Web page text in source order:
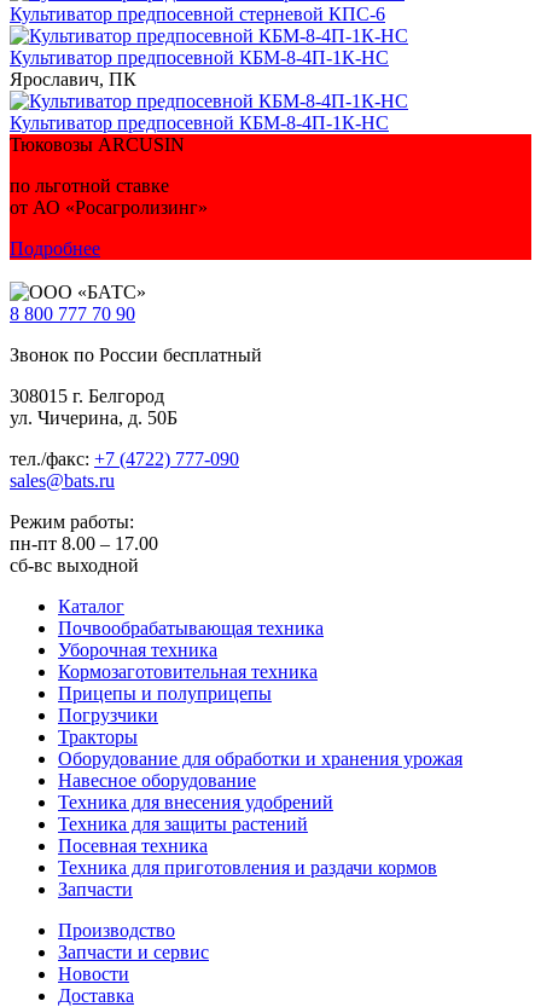
Культиватор предпосевной стерневой КПС-6
Культиватор предпосевной КБМ-8-4П-1К-НС
Ярославич, ПК
Культиватор предпосевной КБМ-8-4П-1К-НС
Тюковозы ARCUSIN
по льготной ставке
от АО «Росагролизинг»
Подробнее
8 800 777 70 90
Звонок по России бесплатный
308015 г. Белгород
ул. Чичерина, д. 50Б
тел./факс: +7 (4722) 777-090
sales@bats.ru
Режим работы:
пн-пт 8.00 – 17.00
сб-вс выходной
Каталог
Почвообрабатывающая техника
Уборочная техника
Кормозаготовительная техника
Прицепы и полуприцепы
Погрузчики
Тракторы
Оборудование для обработки и хранения урожая
Навесное оборудование
Техника для внесения удобрений
Техника для защиты растений
Посевная техника
Техника для приготовления и раздачи кормов
Запчасти
Производство
Запчасти и сервис
Новости
Доставка